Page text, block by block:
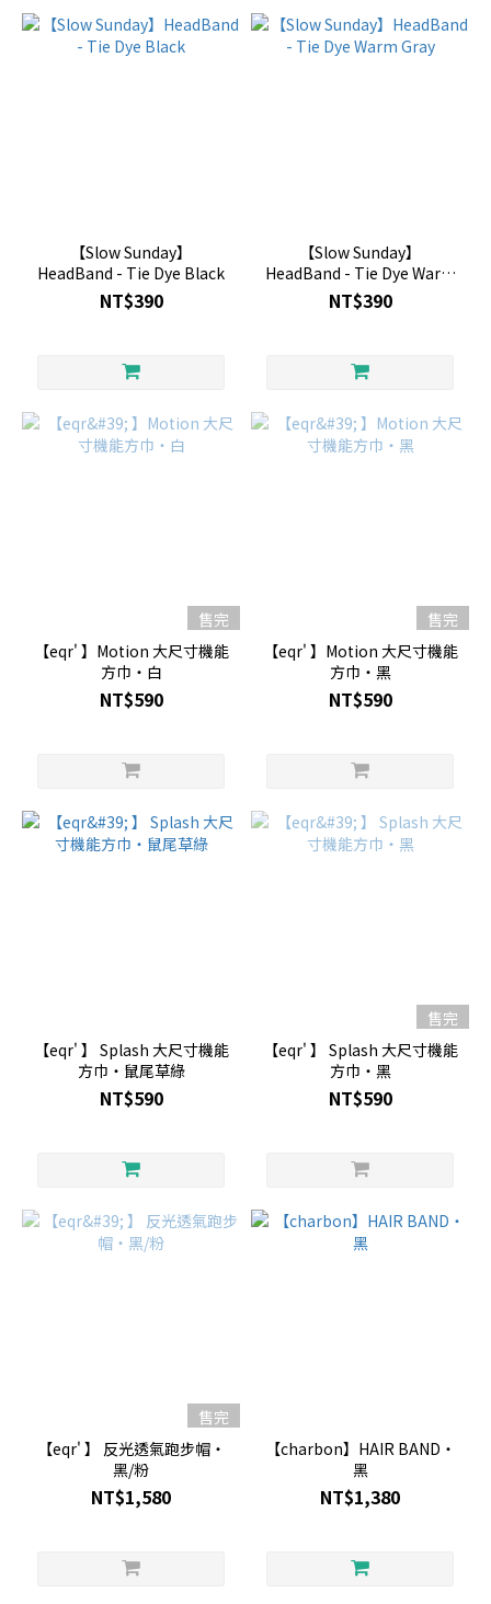
【Slow Sunday】
HeadBand - Tie Dye Black
NT$390
【Slow Sunday】
HeadBand - Tie Dye Warm
Gray
NT$390
售完
【eqr' 】Motion 大尺寸機能
方巾・白
NT$590
售完
【eqr' 】Motion 大尺寸機能
方巾・黑
NT$590
【eqr' 】 Splash 大尺寸機能
方巾・鼠尾草綠
NT$590
售完
【eqr' 】 Splash 大尺寸機能
方巾・黑
NT$590
售完
【eqr' 】 反光透氣跑步帽・
黑/粉
NT$1,580
【charbon】HAIR BAND・
黑
NT$1,380